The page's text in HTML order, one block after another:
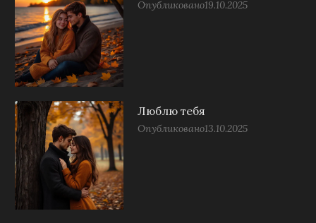
Опубликовано19.10.2025
Люблю тебя
Опубликовано13.10.2025